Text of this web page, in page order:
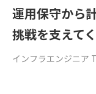
運用保守から
挑戦を支えてく
インフラエンジニア